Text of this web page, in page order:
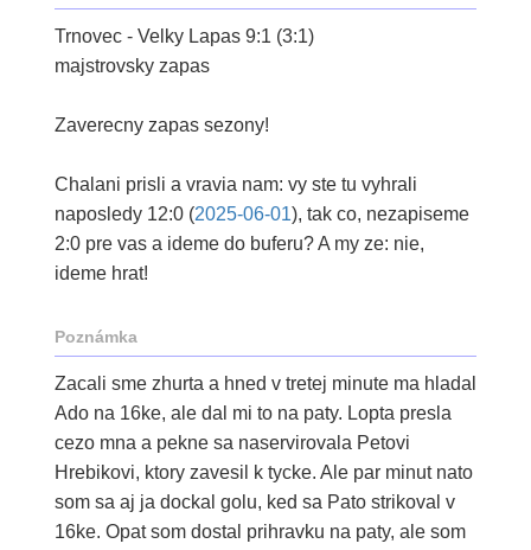
Trnovec - Velky Lapas 9:1 (3:1)
majstrovsky zapas
Zaverecny zapas sezony!
Chalani prisli a vravia nam: vy ste tu vyhrali
naposledy 12:0 (2025-06-01), tak co, nezapiseme
2:0 pre vas a ideme do buferu? A my ze: nie,
ideme hrat!
Poznámka
Zacali sme zhurta a hned v tretej minute ma hladal
Ado na 16ke, ale dal mi to na paty. Lopta presla
cezo mna a pekne sa naservirovala Petovi
Hrebikovi, ktory zavesil k tycke. Ale par minut nato
som sa aj ja dockal golu, ked sa Pato strikoval v
16ke. Opat som dostal prihravku na paty, ale som